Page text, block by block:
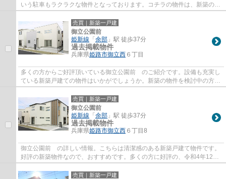
いう駐車もラクラクな物件となっております。コチラの物件は、新築の戸
建て物件で設備も充実しています。ベタ基礎...
売買｜新築一戸建
御立公園前
姫新線 「余部 」駅 徒歩37分
過去掲載物件
兵庫県姫路市御立西 ６丁目
多くの方からご好評頂いている御立公園前 のご紹介です。設備も充実し
ている新築戸建ての物件はいかがでしょうか。新築の物件を検討中の方は
ぜひ一度こちらの物件をご覧ください。懐...
売買｜新築一戸建
御立公園前
姫新線 「余部 」駅 徒歩37分
過去掲載物件
兵庫県姫路市御立西 ６丁目8
御立公園前 の詳しい情報。こちらは清潔感のある新築戸建て物件です。
好評の新築物件なので、おすすめです。多くの方に好評の、令和4年12月
築の物件です。当社では姫路市に特化した不...
売買｜新築一戸建